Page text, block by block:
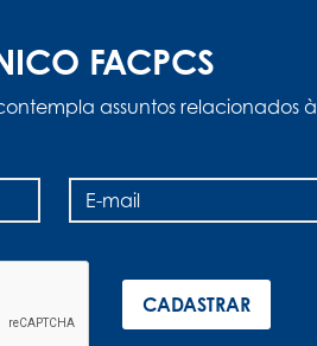
FACPCS
assuntos relacionados à